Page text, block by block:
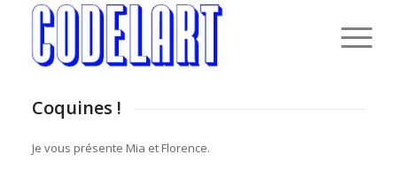
Coquines !
Je vous présente Mia et Florence.